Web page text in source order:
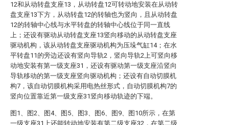
12和从动转盘支座13，从动转盘12可转动地安装在从动转
盘支座13下方，从动转盘12的转轴也为竖向，且从动转盘
12的转轴中心线与水平转盘的转轴中心线位于同一直线
上；还设有驱动从动转盘支座13竖向移动的从动转盘支座
驱动机构，该从动转盘支座驱动机构为压垛气缸14；在水
平转盘11的旁边还设有竖向导轨2，竖向导轨2上可竖向移
动地安装有第一级支座31，还设有驱动第一级支座沿竖向
导轨移动的第一级支座竖向驱动机构；还设有自动切膜机
构7，该自动切膜机构采用电热丝形式，自动切膜机构7的
竖向位置靠近第一级支座31竖向移动轨迹的下端。
图1、图2、图4、图5、图3、图6、图9、图10所示，在第
一级支座31上还能转动地安装有第二级支座32，在第二级